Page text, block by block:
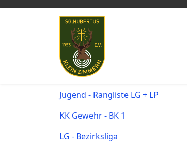
Jugend - Rangliste LG + LP
KK Gewehr - BK 1
LG - Bezirksliga